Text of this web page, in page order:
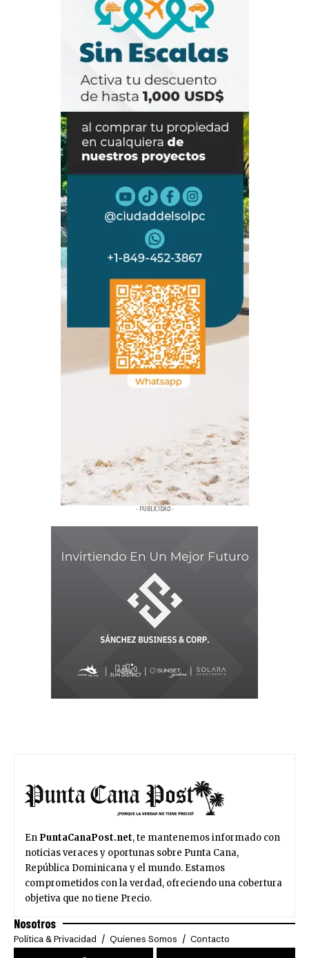
- PUBLICIDAD -
En PuntaCanaPost.net, te mantenemos informado con
noticias veraces y oportunas sobre Punta Cana,
República Dominicana y el mundo. Estamos
comprometidos con la verdad, ofreciendo una cobertura
objetiva que no tiene Precio.
Nosotros
Política & Privacidad Quienes Somos Contacto